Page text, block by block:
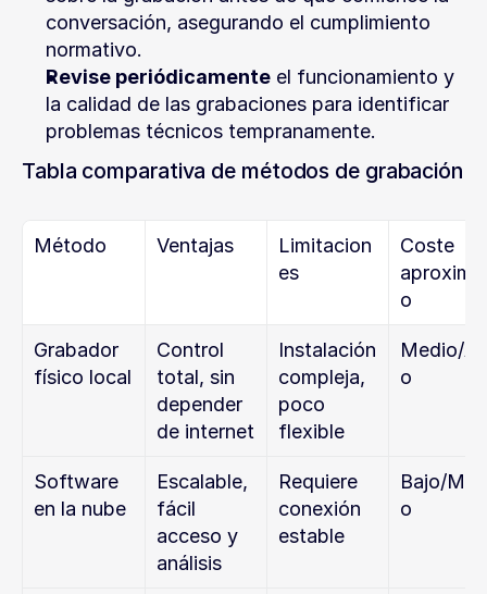
conversación, asegurando el cumplimiento
normativo.
Revise periódicamente el funcionamiento y
la calidad de las grabaciones para identificar
problemas técnicos tempranamente.
Tabla comparativa de métodos de grabación
Método Ventajas
Limitacion
es
Coste
o
Grabador
físico local
Control
total, sin
depender
de internet
Instalación
compleja,
poco
flexible
Medio/
o
Software
en la nube
Escalable,
fácil
acceso y
análisis
Requiere
conexión
estable
Bajo/
o